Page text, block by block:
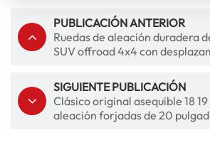
PUBLICACIÓN ANTERIOR
Ruedas de aleación duradera
SUV offroad 4x4 con
SIGUIENTE PUBLICACIÓN
Clásico original asequible 18
aleación forjadas de 20